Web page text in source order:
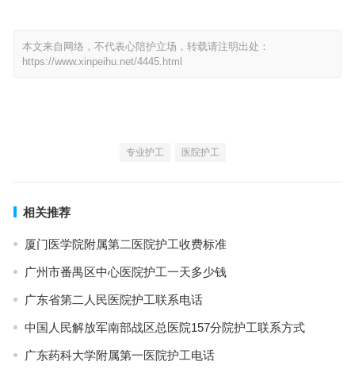
本文来自网络，不代表心陪护立场，转载请注明出处：
https://www.xinpeihu.net/4445.html
专业护工 医院护工
相关推荐
厦门医学院附属第二医院护工收费标准
广州市番禺区中心医院护工一天多少钱
广东省第二人民医院护工联系电话
中国人民解放军南部战区总医院157分院护工联系方式
广东药科大学附属第一医院护工电话